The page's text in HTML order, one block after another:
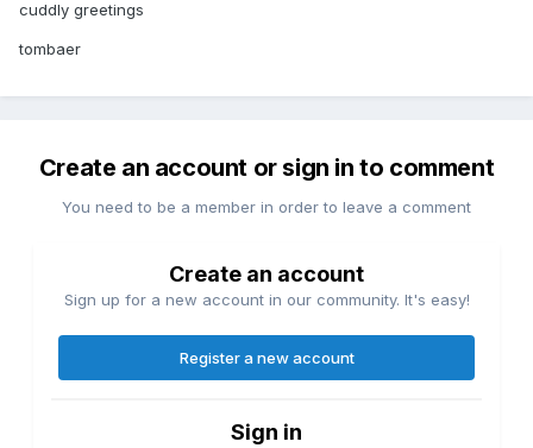
cuddly greetings
tombaer
Create an account or sign in to comment
You need to be a member in order to leave a comment
Create an account
Sign up for a new account in our community. It's easy!
Register a new account
Sign in